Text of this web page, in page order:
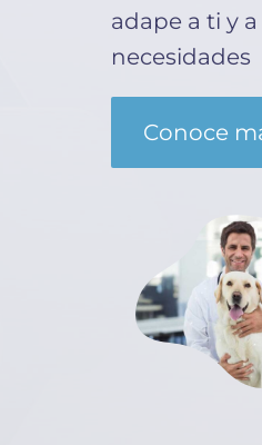
adape a ti y
necesidades
Conoce